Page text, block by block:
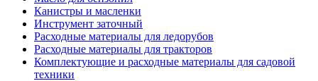
Канистры и масленки
Инструмент заточный
Расходные материалы для ледорубов
Расходные материалы для тракторов
Комплектующие и расходные материалы для садовой
техники